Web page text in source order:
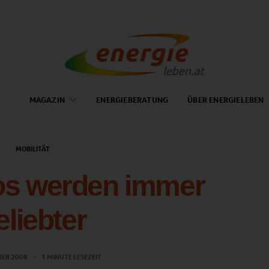
MAGAZIN ENERGIEBERATUNG ÜBER ENERGIELEBEN
MOBILITÄT
werden immer
2008 1 MINUTE LESEZEIT